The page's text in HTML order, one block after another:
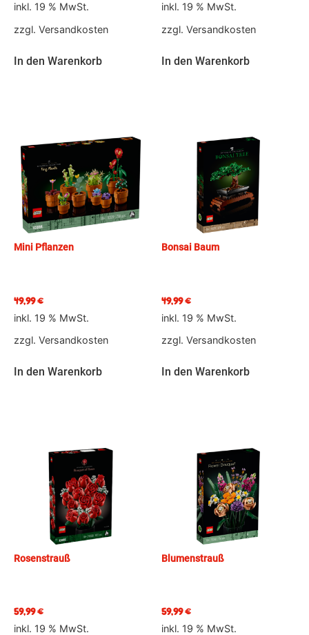
inkl. 19 % MwSt.
zzgl. Versandkosten
In den Warenkorb
inkl. 19 % MwSt.
zzgl. Versandkosten
In den Warenkorb
Mini Pflanzen
49,99€
inkl. 19 % MwSt.
zzgl. Versandkosten
In den Warenkorb
Bonsai Baum
49,99€
inkl. 19 % MwSt.
zzgl. Versandkosten
In den Warenkorb
Rosenstrauß
59,99€
inkl. 19 % MwSt.
Blumenstrauß
59,99€
inkl. 19 % MwSt.